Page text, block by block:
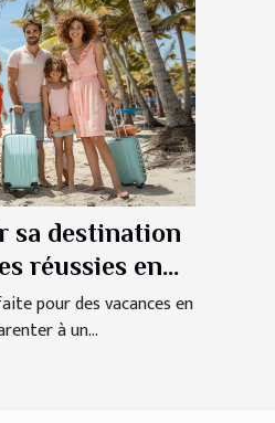
sa destination
réussies en
pour des vacances en
à un...